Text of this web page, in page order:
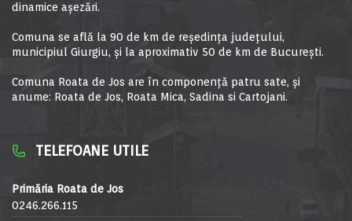
dinamice aşezări.
Comuna se află la 90 de km de reşedinţa judeţului,
municipiul Giurgiu, şi la aproximativ 50 de km de Bucureşti.
Comuna Roata de Jos are în componență patru sate, și
anume: Roata de Jos, Roata Mica, Sadina si Cartojani.
TELEFOANE UTILE
Primăria Roata de Jos
0246.266.115